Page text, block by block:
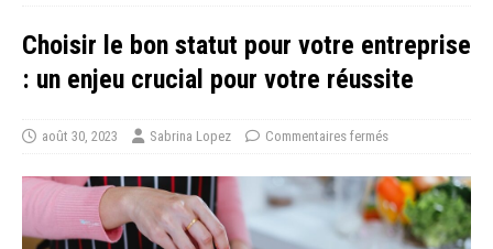
Choisir le bon statut pour votre entreprise
: un enjeu crucial pour votre réussite
août 30, 2023 Sabrina Lopez Commentaires fermés